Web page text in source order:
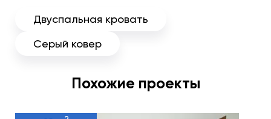
Двуспальная кровать
Серый ковер
Похожие проекты